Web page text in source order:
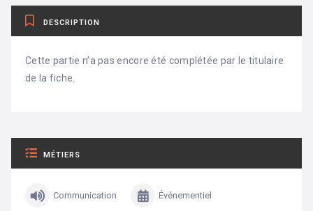
DESCRIPTION
Cette partie n’a pas encore été complétée par le titulaire
de la fiche.
MÉTIERS
Communication Événementiel